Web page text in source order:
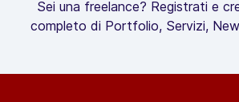
Sei una freelance? Registrati e
completo di Portfolio, Servizi,